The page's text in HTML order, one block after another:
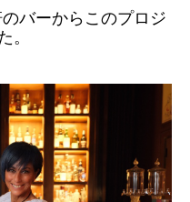
バーからこのプロジ
。